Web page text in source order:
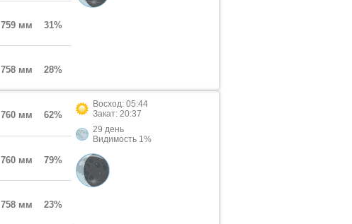
759 мм 31%
758 мм 28%
760 мм 62%
760 мм 79%
758 мм 23%
Восход: 05:44
Закат: 20:37
29 день
Видимость 1%